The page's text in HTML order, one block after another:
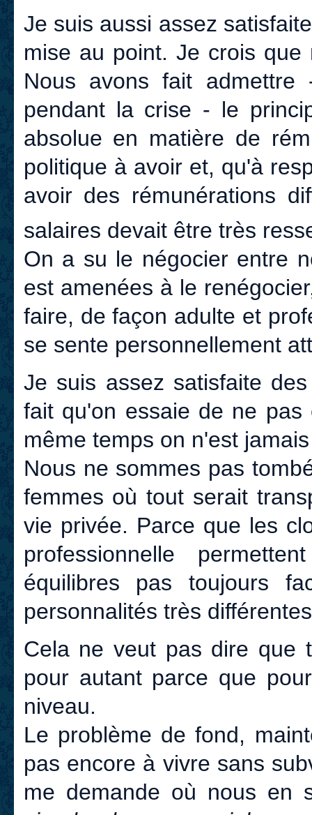
Je suis aussi assez
mise au point. Je crois
Nous avons fait
pendant la crise - le
absolue en matière de
politique à avoir et, qu'à
avoir des rémunérations
salaires devait être très
On a su le négocier entre
est amenées à le
faire, de façon adulte et
se sente personnellement
Je suis assez satisfaite
fait qu'on essaie de ne
même temps on n'est
Nous ne sommes pas
femmes où tout serait
vie privée. Parce que les
professionnelle
équilibres pas toujours
personnalités très
Cela ne veut pas dire que
pour autant parce que
niveau.
Le problème de fond,
pas encore à vivre sans
me demande où nous en